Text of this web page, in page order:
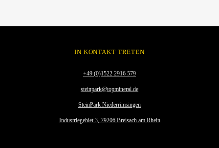
IN KONTAKT TRETEN
+49 (0)1522 2916 579
steinpark@topmineral.de
SteinPark Niederrimsingen
Industriegebiet 3, 79206 Breisach am Rhein